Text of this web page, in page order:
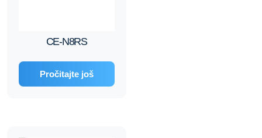
CE-N8RS
Pročitajte još